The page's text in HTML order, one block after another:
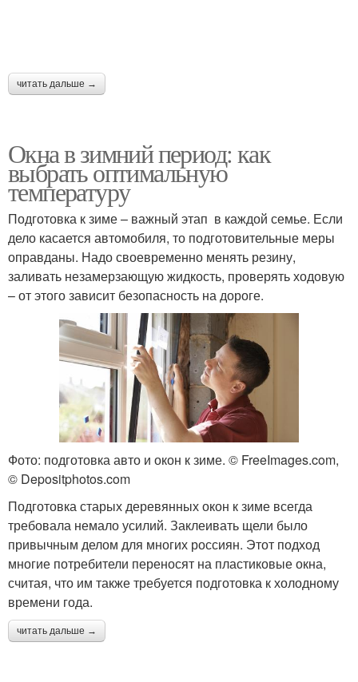
Снег при установке
Тепло при установке Стен при установке
Зимняя установка
Специалист для
установки
Окна от низких
температур
Конденсат при
установке
читать дальше →
Окна в зимний период: как
выбрать оптимальную
температуру
Подготовка к зиме – важный этап в каждой семье. Если
дело касается автомобиля, то подготовительные меры
оправданы. Надо своевременно менять резину,
заливать незамерзающую жидкость, проверять ходовую
– от этого зависит безопасность на дороге.
Фото: подготовка авто и окон к зиме. © FreeImages.com,
© Depositphotos.com
Подготовка старых деревянных окон к зиме всегда
требовала немало усилий. Заклеивать щели было
привычным делом для многих россиян. Этот подход
многие потребители переносят на пластиковые окна,
считая, что им также требуется подготовка к холодному
времени года.
читать дальше →